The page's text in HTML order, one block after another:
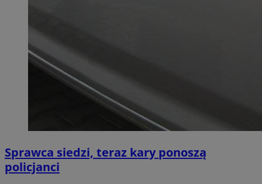
Sprawca siedzi, teraz kary ponoszą
policjanci